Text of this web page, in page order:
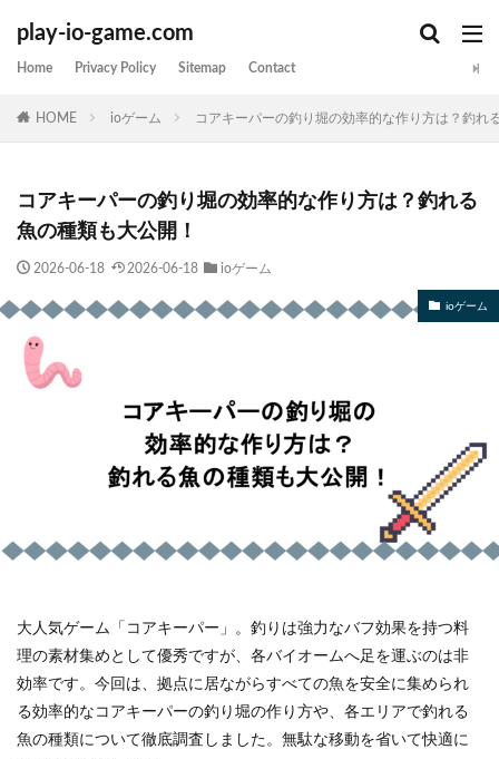
play-io-game.com
Home Privacy Policy Sitemap Contact
HOME ioゲーム コアキーパーの釣り堀の効率的な作り方は？釣れ
コアキーパーの釣り堀の効率的な作り方は？釣れる
魚の種類も大公開！
2026-06-18 2026-06-18 ioゲーム
ioゲーム
大人気ゲーム「コアキーパー」。釣りは強力なバフ効果を持つ料
理の素材集めとして優秀ですが、各バイオームへ足を運ぶのは非
効率です。今回は、拠点に居ながらすべての魚を安全に集められ
る効率的なコアキーパーの釣り堀の作り方や、各エリアで釣れる
魚の種類について徹底調査しました。無駄な移動を省いて快適に